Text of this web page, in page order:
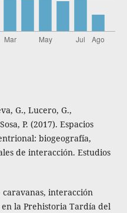
G., Lucero, G.,
P. (2017). Espacios
biogeografía,
de interacción. Estudios
caravanas, interacción
la Prehistoria Tardía del